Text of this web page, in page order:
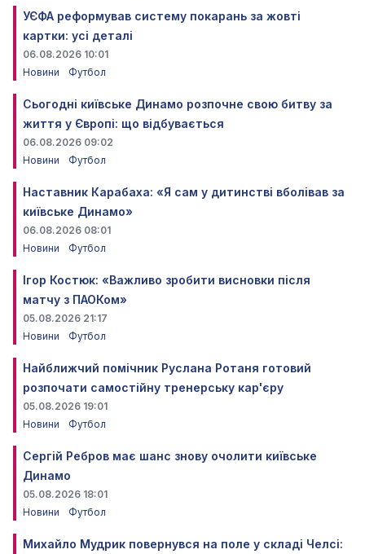
УЄФА реформував систему покарань за жовті
картки: усі деталі
06.08.2026 10:01
Новини
Футбол
Сьогодні київське Динамо розпочне свою битву за
життя у Європі: що відбувається
06.08.2026 09:02
Новини
Футбол
Наставник Карабаха: «Я сам у дитинстві вболівав за
київське Динамо»
06.08.2026 08:01
Новини
Футбол
Ігор Костюк: «Важливо зробити висновки після
матчу з ПАОКом»
05.08.2026 21:17
Новини
Футбол
Найближчий помічник Руслана Ротаня готовий
розпочати самостійну тренерську кар'єру
05.08.2026 19:01
Новини
Футбол
Сергій Ребров має шанс знову очолити київське
Динамо
05.08.2026 18:01
Новини
Футбол
Михайло Мудрик повернувся на поле у складі Челсі: